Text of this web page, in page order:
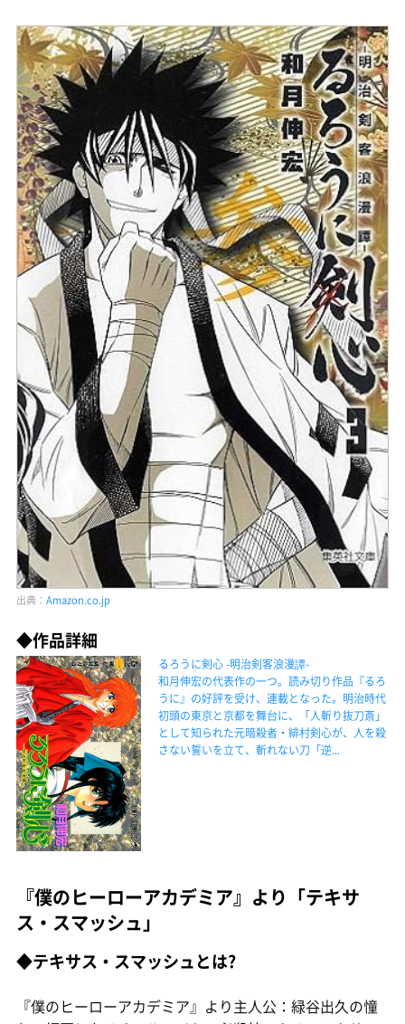
出典： Amazon.co.jp
◆作品詳細
るろうに剣心 -明治剣客浪漫譚-
和月伸宏の代表作の一つ。読み切り作品『るろ
うに』の好評を受け、連載となった。明治時代
初頭の東京と京都を舞台に、「人斬り抜刀斎」
として知られた元暗殺者・緋村剣心が、人を殺
さない誓いを立て、斬れない刀「逆...
『僕のヒーローアカデミア』より「テキサ
ス・スマッシュ」
◆テキサス・スマッシュとは?
『僕のヒーローアカデミア』より主人公：緑谷出久の憧